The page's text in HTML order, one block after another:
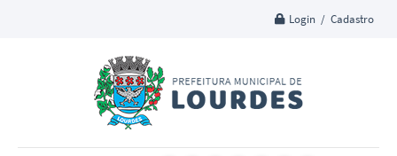
Login / Cadastro